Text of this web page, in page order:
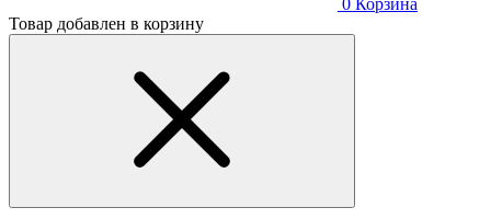
0 Корзина
Товар добавлен в корзину